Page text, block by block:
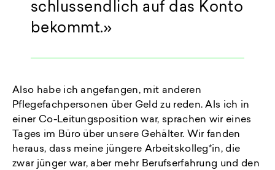
schlussendlich auf das Konto
bekommt.
Also habe ich angefangen, mit anderen
Pflegefachpersonen über Geld zu reden. Als ich in
einer Co-Leitungsposition war, sprachen wir eines
Tages im Büro über unsere Gehälter. Wir fanden
heraus, dass meine jüngere Arbeitskolleg*in, die
zwar jünger war, aber mehr Berufserfahrung und den